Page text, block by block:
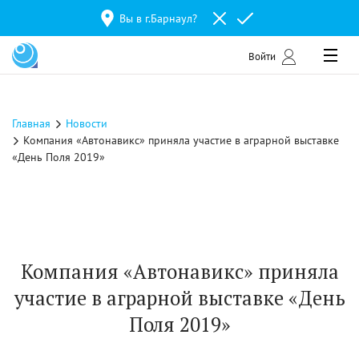
Вы в г.Барнаул?
Войти
Главная
Новости
Компания «Автонавикс» приняла участие в аграрной выставке
«День Поля 2019»
Компания «Автонавикс» приняла
участие в аграрной выставке «День
Поля 2019»